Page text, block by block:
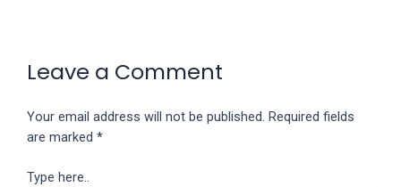
Leave a Comment
Your email address will not be published. Required fields
are marked*
Type here..